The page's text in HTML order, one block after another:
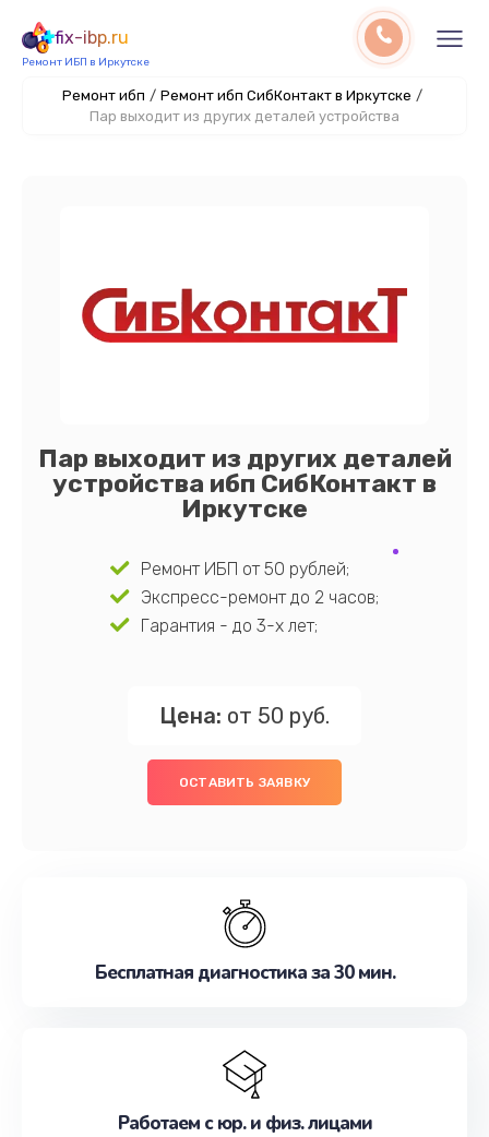
fix-ibp.ru
Ремонт ИБП в Иркутске
Ремонт ибп / Ремонт ибп СибКонтакт в Иркутске /
Пар выходит из других деталей устройства
Пар выходит из других деталей
устройства ибп СибКонтакт в
Иркутске
Ремонт ИБП от 50 рублей;
Экспресс-ремонт до 2 часов;
Гарантия - до 3-х лет;
Цена: от 50 руб.
ОСТАВИТЬ ЗАЯВКУ
Бесплатная диагностика за 30 мин.
Работаем с юр. и физ. лицами